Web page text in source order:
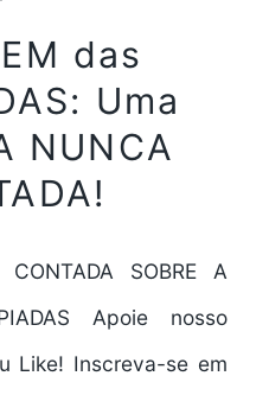
das
Uma
NUNCA
SOBRE A
Apoie nosso
Like! Inscreva-se em